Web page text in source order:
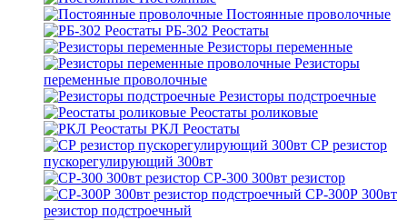
Постоянные проволочные
РБ-302 Реостаты
Резисторы переменные
Резисторы
переменные проволочные
Резисторы подстроечные
Реостаты роликовые
РКЛ Реостаты
СР резистор
пускорегулирующий 300вт
СР-300 300вт резистор
СР-300Р 300вт
резистор подстроечный